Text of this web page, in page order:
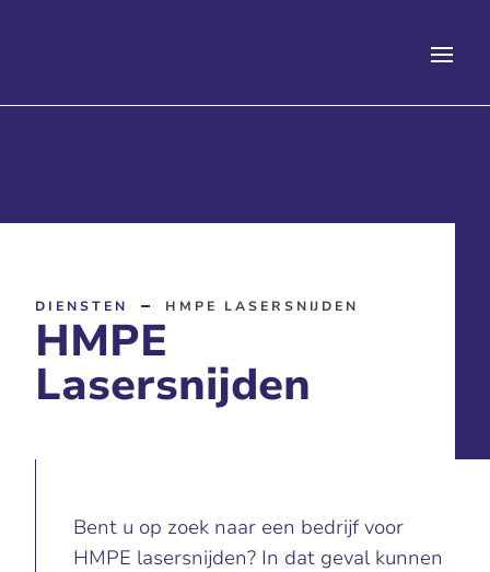
DIENSTEN HMPE LASERSNIJDEN
HMPE
Lasersnijden
Bent u op zoek naar een bedrijf voor
HMPE lasersnijden? In dat geval kunnen